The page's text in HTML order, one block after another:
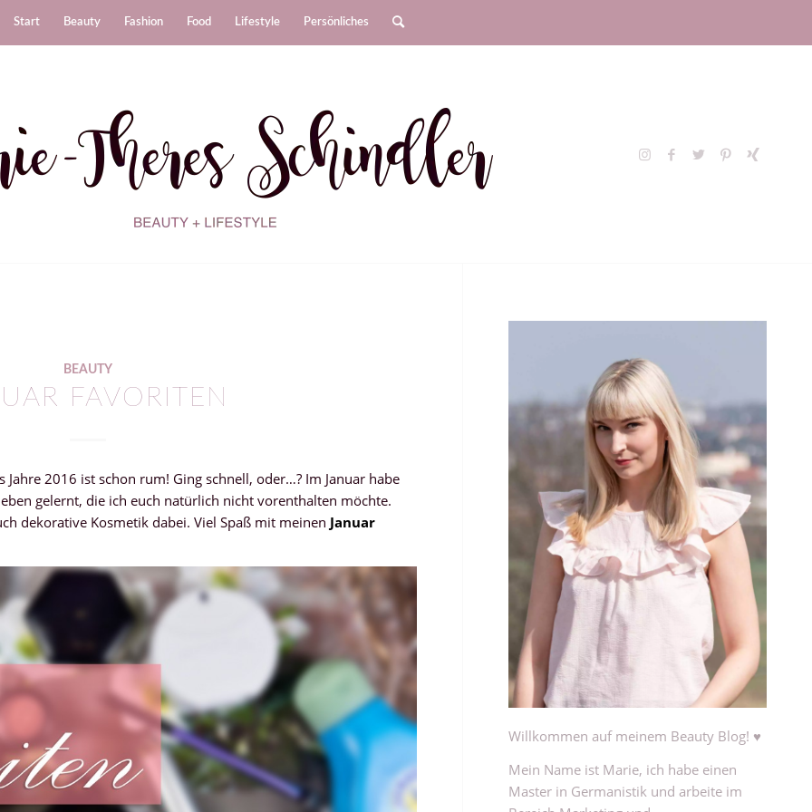
Start Beauty Fashion Food Lifestyle Persönliches
BEAUTY
FAVORITEN
2016 ist schon rum! Ging schnell, oder…? Im Januar habe
gelernt, die ich euch natürlich nicht vorenthalten möchte.
dekorative Kosmetik dabei. Viel Spaß mit meinen Januar
Willkommen auf meinem Beauty Blog! ♥
Mein Name ist Marie, ich habe einen
Master in Germanistik und arbeite im